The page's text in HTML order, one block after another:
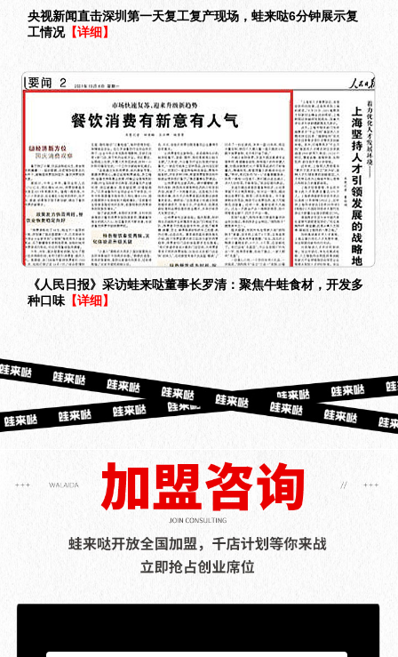
央视新闻直击深圳第一天复工复产现场，蛙来哒6分钟展示复
工情况【详细】
《人民日报》采访蛙来哒董事长罗清：聚焦牛蛙食材，开发多
种口味 【详细】